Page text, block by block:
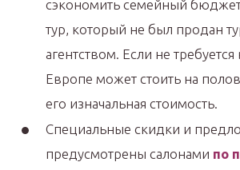
сэкономить семейный
тур, который не был продан
агентством. Если не требуется
Европе может стоить на
его изначальная стоимость.
Специальные скидки и
предусмотрены салонами по